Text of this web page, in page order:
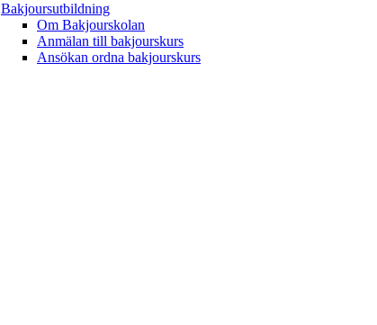
Bakjoursutbildning
Om Bakjourskolan
Anmälan till bakjourskurs
Ansökan ordna bakjourskurs